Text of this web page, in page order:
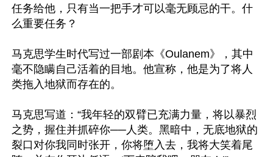
任务给他，只有当一把手才可以毫无顾忌的干。什
么重要任务？
马克思学生时代写过一部剧本《Oulanem》，其中
毫不隐瞒自己活着的目地。他宣称，他是为了将人
类拖入地狱而存在的。
马克思写道：“我年轻的双臂已充满力量，将以暴烈
之势，握住并抓碎你──人类。黑暗中，无底地狱的
裂口对你我同时张开，你将堕入去，我将大笑着尾